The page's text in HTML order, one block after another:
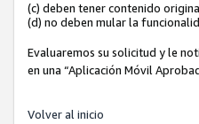
(c) deben tener contenido
(d) no deben mular la
Evaluaremos su solicitud y le
en una “Aplicación Móvil
Volver al inicio